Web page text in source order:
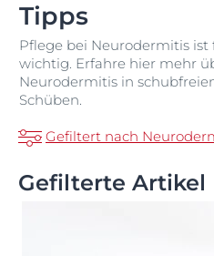
Tipps
Pflege bei Neurodermitis ist
wichtig. Erfahre hier mehr
Neurodermitis in
Schüben.
Gefiltert nach
Gefilterte Artikel